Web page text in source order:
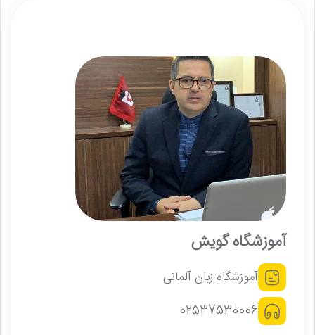
آموزشگاه گویش
آموزشگاه زبان آلمانی
02537530006